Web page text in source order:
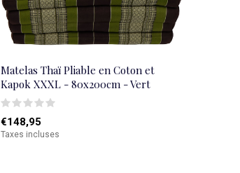
Matelas Thaï Pliable en Coton et
Kapok XXXL - 80x200cm - Vert
€148,95
Taxes incluses